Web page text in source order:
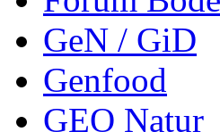
GeN / GiD
Genfood
GEO Natur